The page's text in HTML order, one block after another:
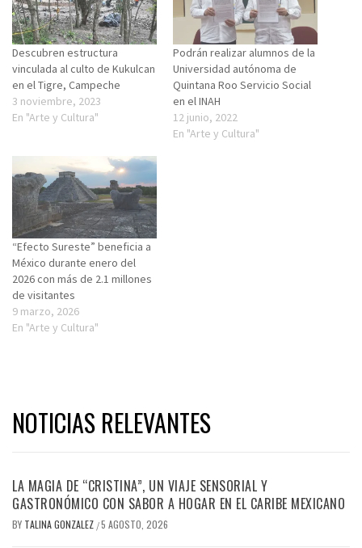
Descubren estructura
vinculada al culto de Kukulcan
en el Tigre, Campeche
3 noviembre, 2023
En "Arte y Cultura"
Podrán realizar alumnos de la
Universidad autónoma de
Quintana Roo Servicio Social
en el INAH
12 junio, 2022
En "Arte y Cultura"
“Efecto Sureste” beneficia a
México durante enero del
2026 con más de 2.1 millones
de visitantes
9 marzo, 2026
En "Arte y Cultura"
NOTICIAS RELEVANTES
LA MAGIA DE “CRISTINA”, UN VIAJE SENSORIAL Y
GASTRONÓMICO CON SABOR A HOGAR EN EL CARIBE MEXICANO
BY TALINA GONZALEZ /5 AGOSTO, 2026